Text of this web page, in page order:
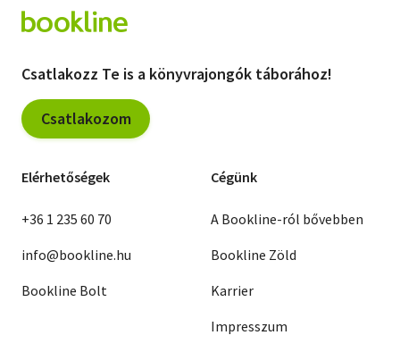
Csatlakozz Te is a könyvrajongók táborához!
Csatlakozom
Elérhetőségek
+36 1 235 60 70
info@bookline.hu
Bookline Bolt
Cégünk
A Bookline-ról bővebben
Bookline Zöld
Karrier
Impresszum